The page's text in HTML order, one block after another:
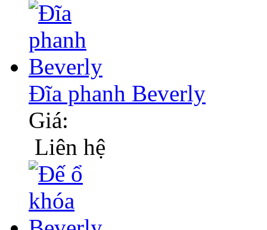
Đĩa phanh Beverly
Giá:
Liên hệ